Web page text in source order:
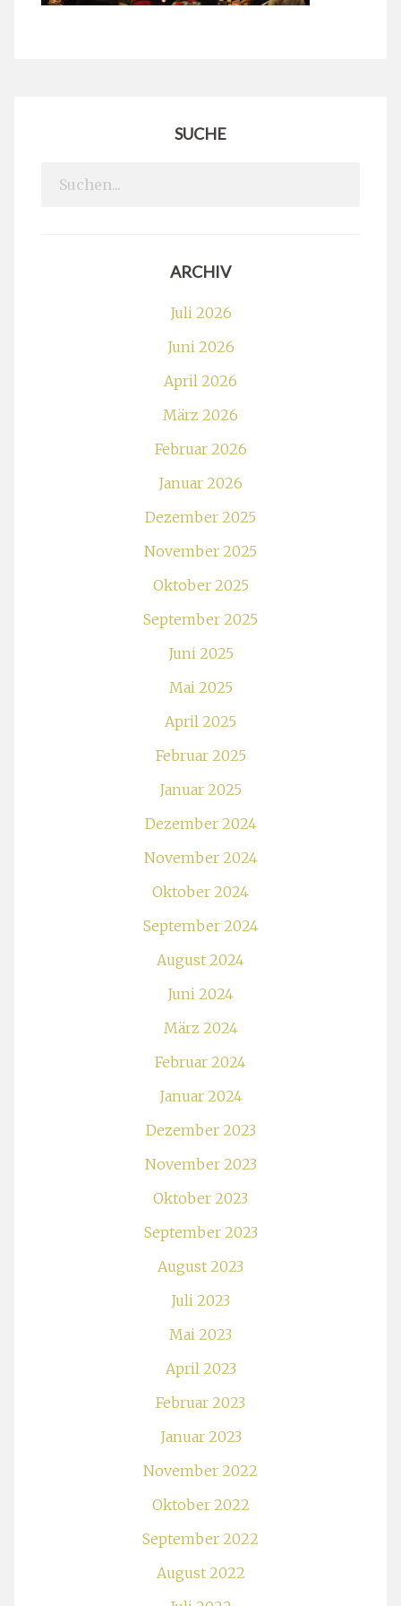
SUCHE
Search
ARCHIV
Juli 2026
Juni 2026
April 2026
März 2026
Februar 2026
Januar 2026
Dezember 2025
November 2025
Oktober 2025
September 2025
Juni 2025
Mai 2025
April 2025
Februar 2025
Januar 2025
Dezember 2024
November 2024
Oktober 2024
September 2024
August 2024
Juni 2024
März 2024
Februar 2024
Januar 2024
Dezember 2023
November 2023
Oktober 2023
September 2023
August 2023
Juli 2023
Mai 2023
April 2023
Februar 2023
Januar 2023
November 2022
Oktober 2022
September 2022
August 2022